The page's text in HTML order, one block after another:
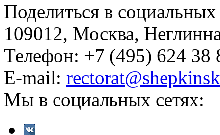
Поделиться в социальных
109012, Москва,
Телефон: +7 (495) 624 38
E-mail:
Мы в социальных сетях: